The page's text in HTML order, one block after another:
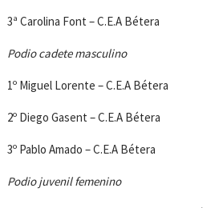
3ª Carolina Font – C.E.A Bétera
Podio cadete masculino
1º Miguel Lorente – C.E.A Bétera
2º Diego Gasent – C.E.A Bétera
3º Pablo Amado – C.E.A Bétera
Podio juvenil femenino